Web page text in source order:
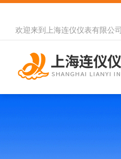
欢迎来到 上海连仪仪表有限公司